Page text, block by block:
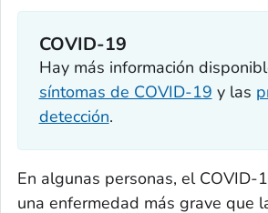
COVID-19
Hay más información
síntomas de COVID-19 y las
detección.
En algunas personas, el COVID-
una enfermedad más grave que